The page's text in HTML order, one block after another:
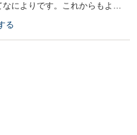
によりです。これからもよろ
る